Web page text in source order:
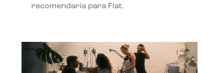
recomendaría para Flat.